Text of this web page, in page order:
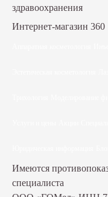
здравоохранения
Интернет-магазин 360
Имеются
специалиста